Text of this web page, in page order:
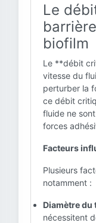
Le
biofilm
Le **débit
vitesse du
perturber la
ce débit
fluide ne
forces
Facteurs
Plusieurs
notamment :
Diamètre du
nécessitent